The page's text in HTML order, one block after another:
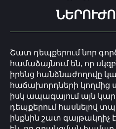
Շատ դեպքերում նոր
համաձայնում են, որ
իրենց հանձնաժողովը
հաճախորդների կողմից
իսկ ապագայում այն
դեպքերում հասնելով
ինքնին շատ գայթակղիչ